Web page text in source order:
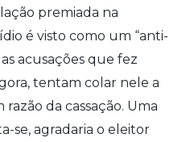
premiada na
é visto como um “anti-
acusações que fez
tentam colar nele a
da cassação. Uma
se, agradaria o eleitor